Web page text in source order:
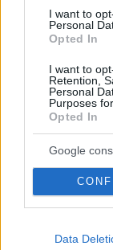
I want to
Personal
Opted In
I want to
Retention,
Personal
Purposes
Opted In
Google
Data
Leave a Reply
Your email address will
*
*
Website
Add Comment*